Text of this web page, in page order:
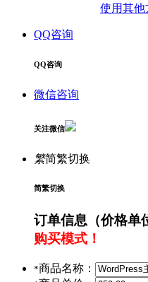
使用其他
QQ咨询
QQ咨询
微信咨询
关注微信
繁简繁切换
简繁切换
订单信息 （价格单
购买模式！
*商品名称：